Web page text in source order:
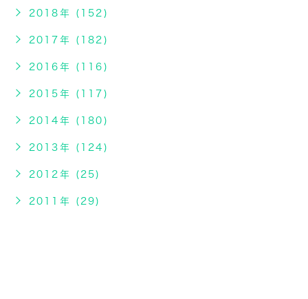
2018年 (152)
2017年 (182)
2016年 (116)
2015年 (117)
2014年 (180)
2013年 (124)
2012年 (25)
2011年 (29)